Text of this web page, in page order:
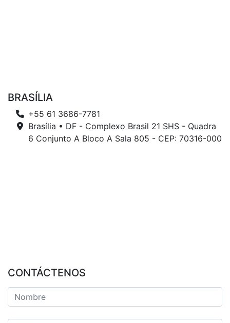
BRASÍLIA
+55 61 3686-7781
Brasília • DF - Complexo Brasil 21 SHS - Quadra
6 Conjunto A Bloco A Sala 805 - CEP: 70316-000
CONTÁCTENOS